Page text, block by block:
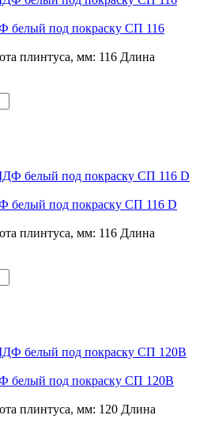
белый под покраску СП 116
плинтуса, мм: 116 Длина
белый под покраску СП 116 D
плинтуса, мм: 116 Длина
белый под покраску СП 120В
плинтуса, мм: 120 Длина